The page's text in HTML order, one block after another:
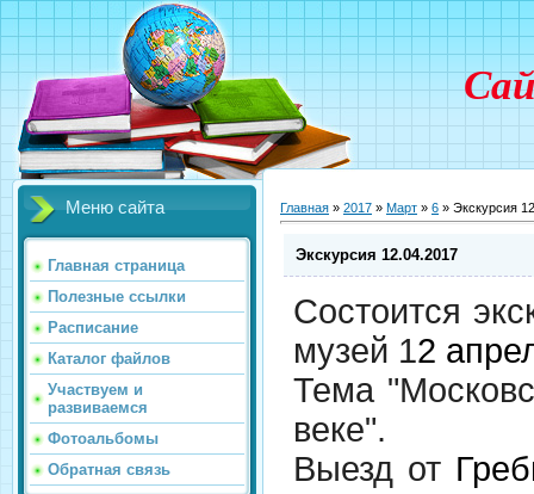
Меню сайта
Главная страница
Полезные ссылки
Расписание
Каталог файлов
Участвуем и
развиваемся
Фотоальбомы
Обратная связь
Главная » 2017 » Март » 6 » Экскурсия
Экскурсия 12.04.2017
Состоится
музей 12
Тема
веке".
Выезд от